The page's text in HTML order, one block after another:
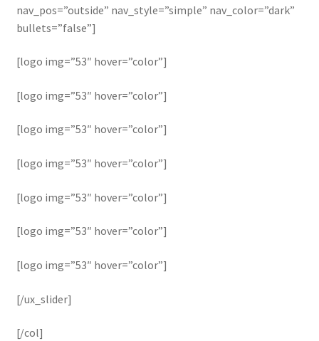
nav_pos=”outside” nav_style=”simple” nav_color=”dark”
bullets=”false”]
[logo img=”53″ hover=”color”]
[logo img=”53″ hover=”color”]
[logo img=”53″ hover=”color”]
[logo img=”53″ hover=”color”]
[logo img=”53″ hover=”color”]
[logo img=”53″ hover=”color”]
[logo img=”53″ hover=”color”]
[/ux_slider]
[/col]